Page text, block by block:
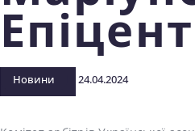
Новини 24.04.2024